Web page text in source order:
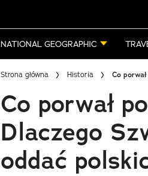
NATIONAL GEOGRAPHIC
Strona główna Historia Co
Co porwał
Dlaczego
oddać